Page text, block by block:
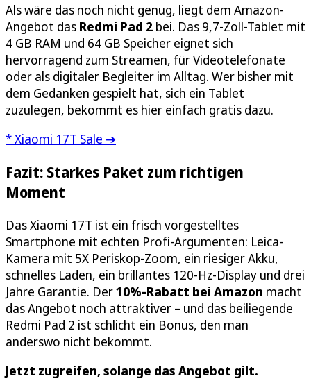
Als wäre das noch nicht genug, liegt dem Amazon-
Angebot das Redmi Pad 2 bei. Das 9,7-Zoll-Tablet mit
4 GB RAM und 64 GB Speicher eignet sich
hervorragend zum Streamen, für Videotelefonate
oder als digitaler Begleiter im Alltag. Wer bisher mit
dem Gedanken gespielt hat, sich ein Tablet
zuzulegen, bekommt es hier einfach gratis dazu.
* Xiaomi 17T Sale ➔
Fazit: Starkes Paket zum richtigen
Moment
Das Xiaomi 17T ist ein frisch vorgestelltes
Smartphone mit echten Profi-Argumenten: Leica-
Kamera mit 5X Periskop-Zoom, ein riesiger Akku,
schnelles Laden, ein brillantes 120-Hz-Display und drei
Jahre Garantie. Der10%-Rabatt bei Amazon macht
das Angebot noch attraktiver – und das beiliegende
Redmi Pad 2 ist schlicht ein Bonus, den man
anderswo nicht bekommt.
Jetzt zugreifen, solange das Angebot gilt.